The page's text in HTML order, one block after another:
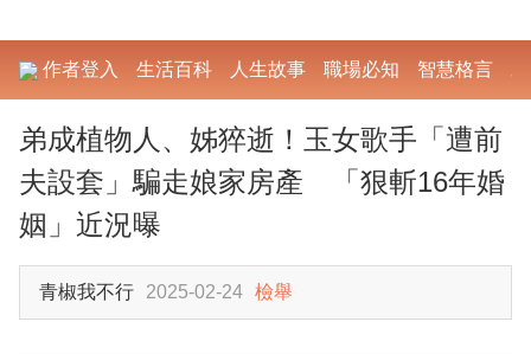
作者登入 生活百科 人生故事 職場必知 智慧格言
弟成植物人、姊猝逝！玉女歌手「遭前
夫設套」騙走娘家房產 「狠斬16年婚
姻」近況曝
青椒我不行 2025-02-24 檢舉